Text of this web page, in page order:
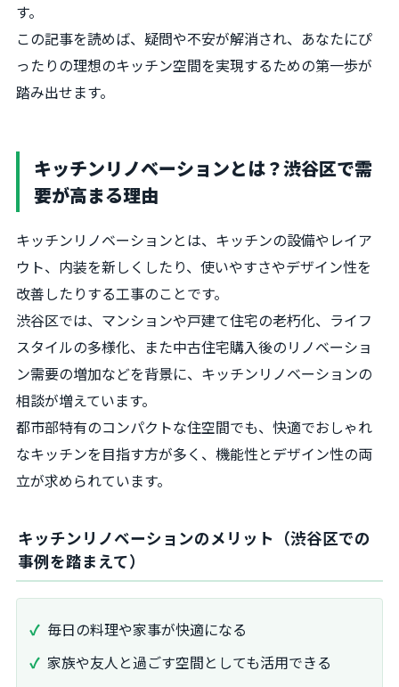
す。
この記事を読めば、疑問や不安が解消され、あなたにぴ
ったりの理想のキッチン空間を実現するための第一歩が
踏み出せます。
キッチンリノベーションとは？渋谷区で需
要が高まる理由
キッチンリノベーションとは、キッチンの設備やレイア
ウト、内装を新しくしたり、使いやすさやデザイン性を
改善したりする工事のことです。
渋谷区では、マンションや戸建て住宅の老朽化、ライフ
スタイルの多様化、また中古住宅購入後のリノベーショ
ン需要の増加などを背景に、キッチンリノベーションの
相談が増えています。
都市部特有のコンパクトな住空間でも、快適でおしゃれ
なキッチンを目指す方が多く、機能性とデザイン性の両
立が求められています。
キッチンリノベーションのメリット（渋谷区での
事例を踏まえて）
毎日の料理や家事が快適になる
家族や友人と過ごす空間としても活用できる